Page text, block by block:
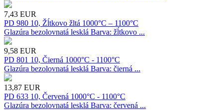
7,43 EUR
PD 980 10, Žĺtkovo žltá 1000°C – 1100°C
Glazúra bezolovnatá lesklá Barva: žĺtkovo ...
9,58 EUR
PD 801 10, Čierná 1000°C - 1100°C
Glazúra bezolovnatá lesklá Barva: čierná ...
13,87 EUR
PD 633 10, Červená 1000°C - 1100°C
Glazúra bezolovnatá lesklá Barva: červená ...